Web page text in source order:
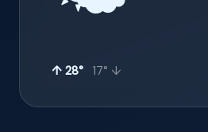
↑ 28° 17° ↓